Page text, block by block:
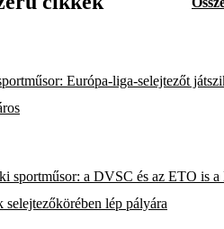
Európa-liga-selejtezőt
sportműsor: a DVSC és az ETO is a
selejtezőkörében lép pályára